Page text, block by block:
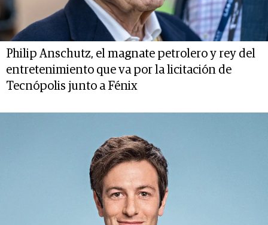
Philip Anschutz, el magnate petrolero y rey del
entretenimiento que va por la licitación de
Tecnópolis junto a Fénix